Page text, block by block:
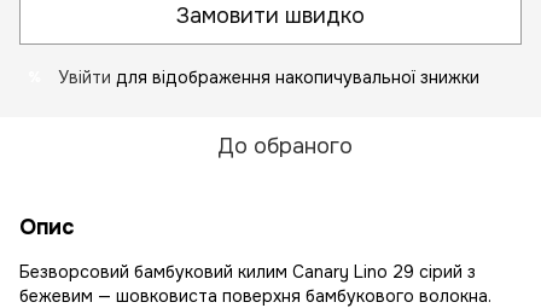
Замовити швидко
Увійти для відображення накопичувальної знижки
До обраного
Опис
Безворсовий бамбуковий килим Canary Lino 29 сірий з
бежевим — шовковиста поверхня бамбукового волокна.